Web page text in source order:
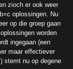
zioch er ook weer
oplossingen. Nu
op die groep gaan
worden
ingegaan (een
maar effectiever
stemt nu op degene